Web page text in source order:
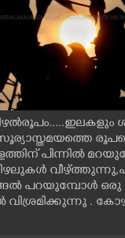
പിന്നിൽ
പറയുമ്പോൾ ഒരു
.